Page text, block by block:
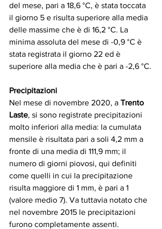
del mese, pari a 18,6 °C, è stata toccata
il giorno 5 e risulta superiore alla media
delle massime che è di 16,2 °C. La
minima assoluta del mese di -0,9 °C è
stata registrata il giorno 22 ed è
superiore alla media che è pari a -2,6 °C.
Precipitazioni
Nel mese di novembre 2020, a Trento
Laste, si sono registrate precipitazioni
molto inferiori alla media: la cumulata
mensile è risultata pari a soli 4,2 mm a
fronte di una media di 111,9 mm; il
numero di giorni piovosi, qui definiti
come quelli in cui la precipitazione
risulta maggiore di 1 mm, è pari a 1
(valore medio 7). Va tuttavia notato che
nel novembre 2015 le precipitazioni
furono completamente assenti.